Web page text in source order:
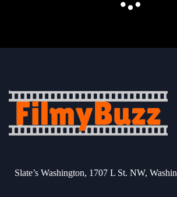
Slate’s Washington, 1707 L St. NW,